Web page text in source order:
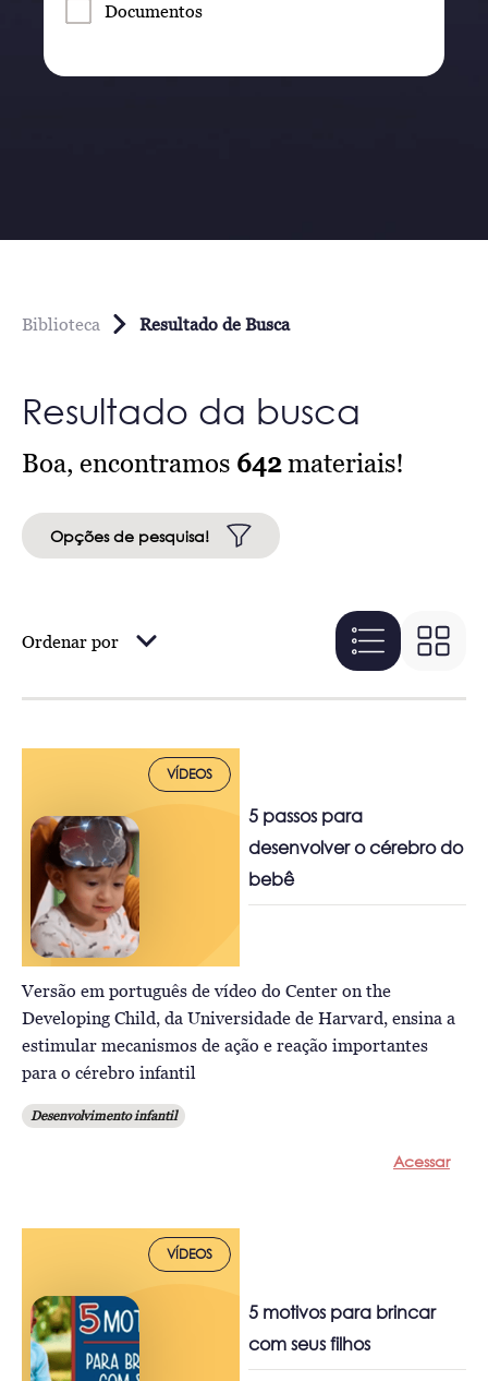
Documentos
Biblioteca Resultado de Busca
Resultado da busca
Boa, encontramos 642materiais!
Opções de pesquisa!
Ordenar por
VÍDEOS
5 passos para
desenvolver o cérebro do
bebê
Versão em português de vídeo do Center on the
Developing Child, da Universidade de Harvard, ensina a
estimular mecanismos de ação e reação importantes
para o cérebro infantil
Desenvolvimento infantil
Acessar
VÍDEOS
5 motivos para brincar
com seus filhos